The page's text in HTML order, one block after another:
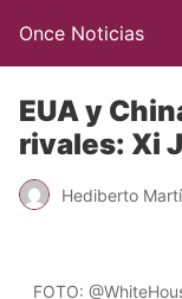
Once Noticias
EUA y
rivales: Xi
Hediberto
FOTO: